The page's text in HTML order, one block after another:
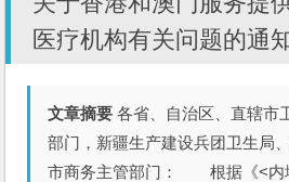
医疗机构有关问题的通
文章摘要 各省、自治区、直辖市
部门，新疆生产建设兵团卫生局
市商务主管部门： 根据《<内